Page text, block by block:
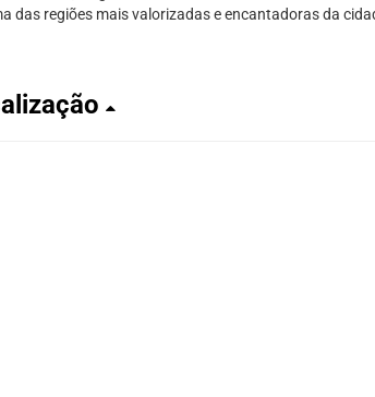
das regiões mais valorizadas e encantadoras da